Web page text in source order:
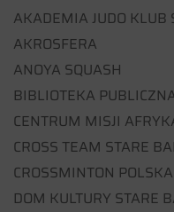
AKADEMIA JUDO KLUB
AKROSFERA
ANOYA SQUASH
BIBLIOTEKA
CENTRUM MISJI
CROSS TEAM STARE
CROSSMINTON POLSKA
DOM KULTURY STARE